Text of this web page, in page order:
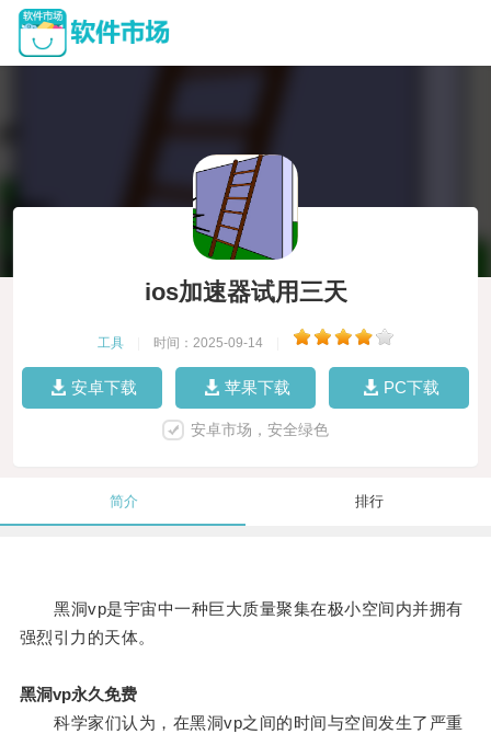
ios加速器试用三天
工具 时间：2025-09-14
安卓下载 苹果下载 PC下载
安卓市场，安全绿色
简介 排行
黑洞vp是宇宙中一种巨大质量聚集在极小空间内并拥有
强烈引力的天体。
黑洞vp永久免费
科学家们认为，在黑洞vp之间的时间与空间发生了严重